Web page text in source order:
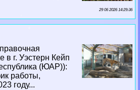
29 06 2026 14:29:36
в г. Уэстерн Кейп
(ЮАР)):
работы,
году...